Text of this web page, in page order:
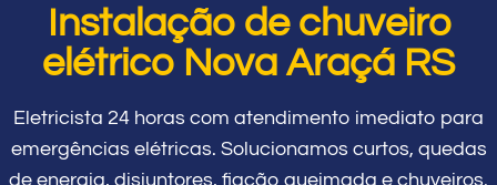
Instalação de chuveiro
elétrico Nova Araçá RS
Eletricista 24 horas com atendimento imediato para
emergências elétricas. Solucionamos curtos, quedas
de energia, disjuntores, fiação queimada e chuveiros.